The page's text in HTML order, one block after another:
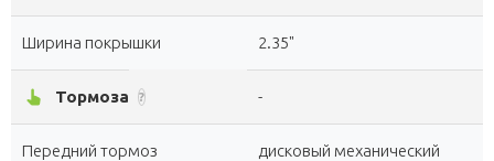
Ширина покрышки 2.35"
pan_tool_alt Тормоза ? -
Передний тормоз дисковый механический